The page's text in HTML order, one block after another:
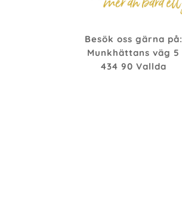
Besök oss gärna på:
Munkhättans väg 5
434 90 Vallda